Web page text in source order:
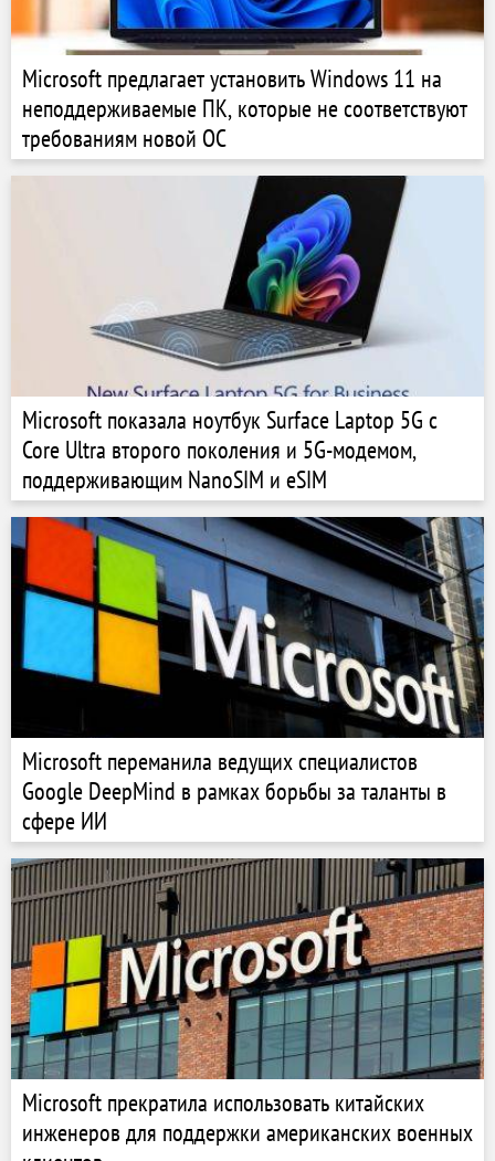
Microsoft предлагает установить Windows 11 на
неподдерживаемые ПК, которые не соответствуют
требованиям новой ОС
Microsoft показала ноутбук Surface Laptop 5G с
Core Ultra второго поколения и 5G-модемом,
поддерживающим NanoSIM и eSIM
Microsoft переманила ведущих специалистов
Google DeepMind в рамках борьбы за таланты в
сфере ИИ
Microsoft прекратила использовать китайских
инженеров для поддержки американских военных